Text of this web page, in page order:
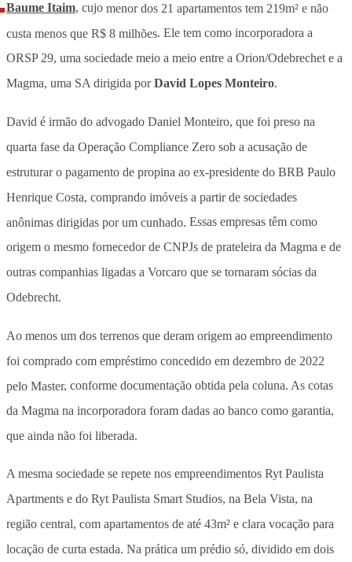
Baume Itaim, cujo menor dos 21 apartamentos tem 219m² e não
custa menos que R$ 8 milhões. Ele tem como incorporadora a
ORSP 29, uma sociedade meio a meio entre a Orion/Odebrechet e a
Magma, uma SA dirigida porDavid Lopes Monteiro.
David é irmão do advogado Daniel Monteiro, que foi preso na
quarta fase da Operação Compliance Zero sob a acusação de
estruturar o pagamento de propina ao ex-presidente do BRB Paulo
Henrique Costa, comprando imóveis a partir de sociedades
anônimas dirigidas por um cunhado. Essas empresas têm como
origem o mesmo fornecedor de CNPJs de prateleira da Magma e de
outras companhias ligadas a Vorcaro que se tornaram sócias da
Odebrecht.
Ao menos um dos terrenos que deram origem ao empreendimento
foi comprado com empréstimo concedido em dezembro de 2022
pelo Master, conforme documentação obtida pela coluna. As cotas
da Magma na incorporadora foram dadas ao banco como garantia,
que ainda não foi liberada.
A mesma sociedade se repete nos empreendimentos Ryt Paulista
Apartments e do Ryt Paulista Smart Studios, na Bela Vista, na
região central, com apartamentos de até 43m² e clara vocação para
locação de curta estada. Na prática um prédio só, dividido em dois